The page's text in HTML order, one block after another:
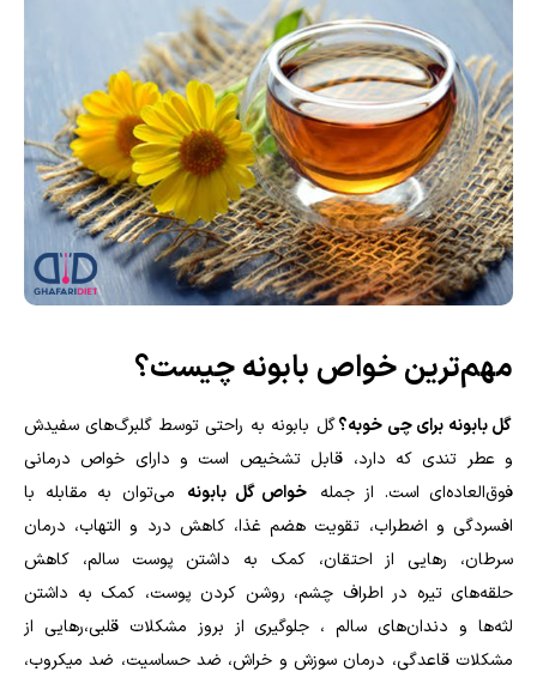
مهم‌ترین خواص بابونه چیست؟
گل بابونه برای چی خوبه؟ گل بابونه به راحتی توسط گلبرگ‌های سفیدش
و عطر تندی که دارد، قابل تشخیص است و دارای خواص درمانی
فوق‌العاده‌ای است. از جمله خواص گل بابونه می‌توان به مقابله با
افسردگی و اضطراب، تقویت هضم غذا، کاهش درد و التهاب، درمان
سرطان، رهایی از احتقان، کمک به داشتن پوست سالم، کاهش
حلقه‌های تیره در اطراف چشم، روشن کردن پوست، کمک به داشتن
لثه‌ها و دندان‌های سالم ، جلوگیری از بروز مشکلات قلبی،رهایی از
مشکلات قاعدگی، درمان سوزش و خراش، ضد حساسیت، ضد میکروب،